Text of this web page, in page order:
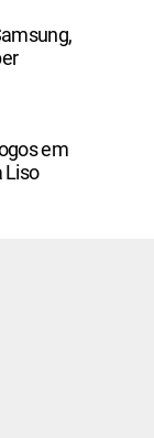
em
Liso